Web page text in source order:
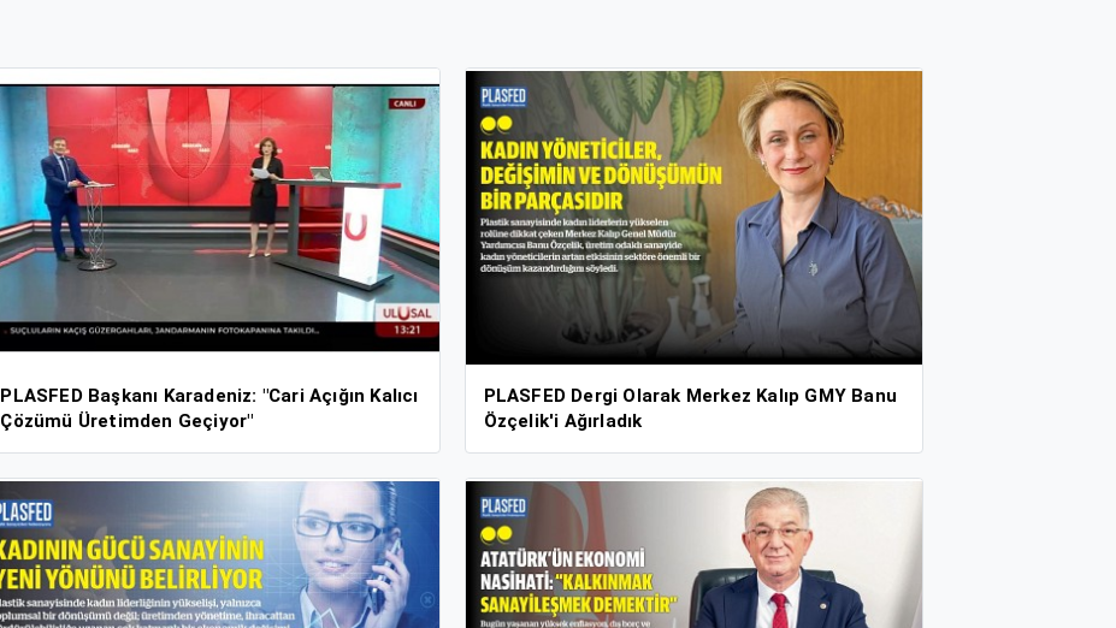
PLASFED Başkanı Karadeniz: "Cari Açığın Kalıcı
Çözümü Üretimden Geçiyor"
PLASFED Dergi Olarak Merkez Kalıp GMY Banu
Özçelik'i Ağırladık